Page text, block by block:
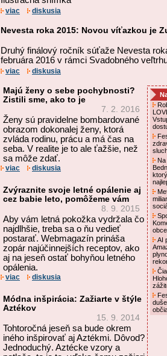
viac diskusia
Nevesta roka 2015: Novou víťazkou je
Druhý finálový ročník súťaže Nevesta
februára 2016 v rámci Svadobného
viac diskusia
Majú ženy o sebe pochybnosti?
Zistili sme, ako to je
7. 2. 2016
Ženy sú pravidelne bombardované
obrazom dokonalej ženy, ktorá
zvláda rodinu, prácu a má čas na
seba. V realite je to ale ťažšie, než
sa môže zdať.
viac diskusia
Zvýraznite svoje letné opálenie aj
cez babie leto, pomôžeme vám
8. 9. 2015
Aby vám letná pokožka vydržala čo
najdlhšie, treba sa o ňu vedieť
postarať. Webmagazín prináša
zopár najúčinnejších receptov, ako
aj na jeseň ostať bohyňou letného
opálenia.
viac diskusia
Módna inšpirácia: Zažiarte v štýle
Aztékov
15. 9. 2014
Tohtoročná jeseň sa bude okrem
iného inšpirovať aj Aztékmi. Dôvod?
Jednoduchý. Aztécke vzory a
AI